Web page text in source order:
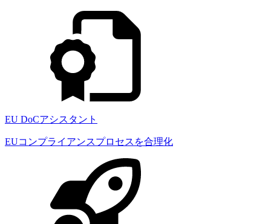
EU DoCアシスタント
EUコンプライアンスプロセスを合理化